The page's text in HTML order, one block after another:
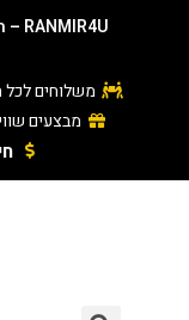
RANMIR4U – חנות הרהיטים ואקססוריז הטובה ביותר
משלוחים לכל
מבצעים